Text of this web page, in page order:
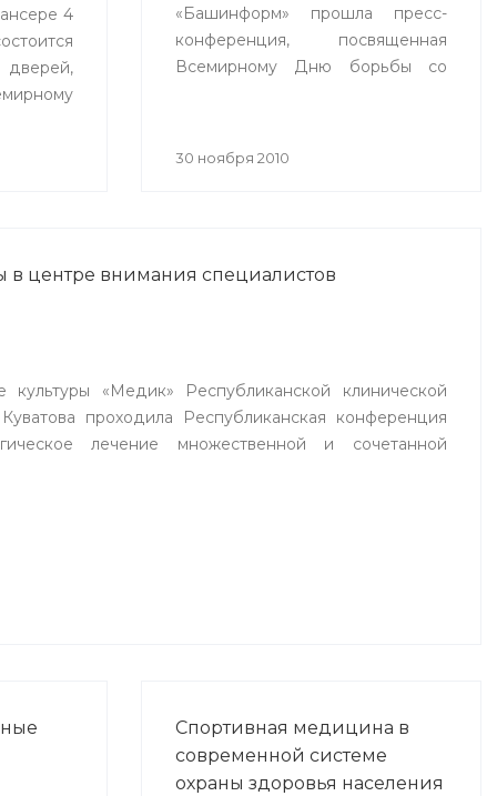
4
«Башинформ» прошла пресс-
конференция, посвященная
Всемирному Дню борьбы со
30 ноября 2010
центре внимания специалистов
«Медик» Республиканской клинической
проходила Республиканская конференция
лечение множественной и сочетанной
Спортивная медицина в
современной системе
охраны здоровья населения